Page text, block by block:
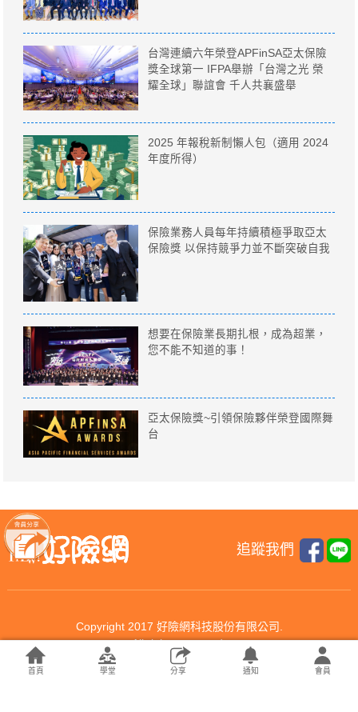
台灣連續六年榮登APFinSA亞太保險
獎全球第一 IFPA舉辦「台灣之光 榮
耀全球」聯誼會 千人共襄盛舉
2025 年報稅新制懶人包（適用 2024
年度所得）
保險業務人員每年持續積極爭取亞太
保險獎 以保持競爭力並不斷突破自我
想要在保險業長期扎根，成為超業，
您不能不知道的事！
亞太保險獎~引領保險夥伴榮登國際舞
台
追蹤我們
Copyright 2017 好險網科技股份有限公司.
All rights reserved.